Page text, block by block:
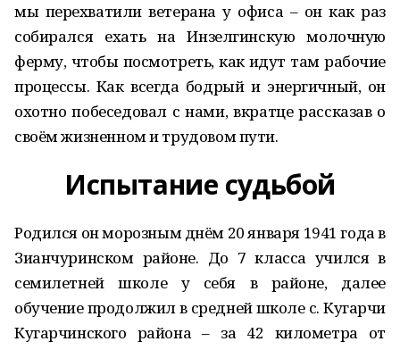
мы перехватили ветерана у офиса – он как раз
собирался ехать на Инзелгинскую молочную
ферму, чтобы посмотреть, как идут там рабочие
процессы. Как всегда бодрый и энергичный, он
охотно побеседовал с нами, вкратце рассказав о
своём жизненном и трудовом пути.
Испытание судьбой
Родился он морозным днём 20 января 1941 года в
Зианчуринском районе. До 7 класса учился в
семилетней школе у себя в районе, далее
обучение продолжил в средней школе с. Кугарчи
Кугарчинского района – за 42 километра от